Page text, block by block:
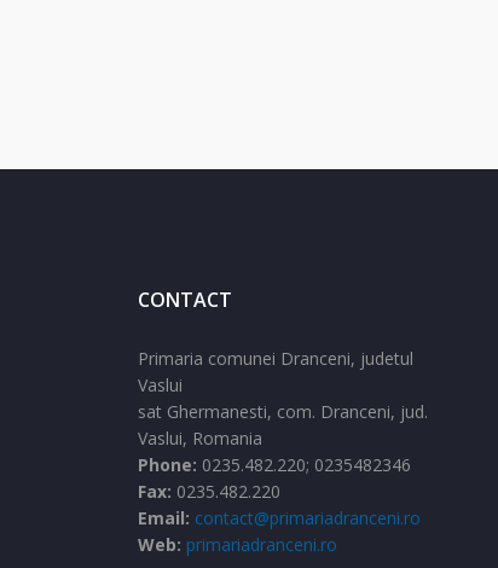
CONTACT
Primaria comunei Dranceni, judetul
Vaslui
sat Ghermanesti, com. Dranceni, jud.
Vaslui, Romania
Phone: 0235.482.220; 0235482346
Fax: 0235.482.220
Email: contact@primariadranceni.ro
Web: primariadranceni.ro